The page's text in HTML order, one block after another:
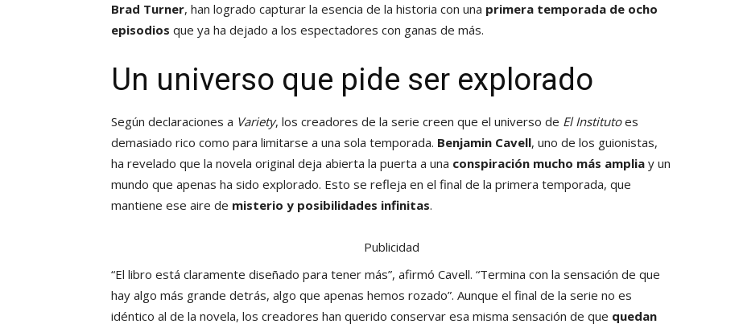
Brad Turner, han logrado capturar la esencia de la historia con una primera temporada de ocho
episodios que ya ha dejado a los espectadores con ganas de más.
Un universo que pide ser explorado
Según declaraciones a Variety, los creadores de la serie creen que el universo de El Institutoes
demasiado rico como para limitarse a una sola temporada. Benjamin Cavell, uno de los guionistas,
ha revelado que la novela original deja abierta la puerta a una conspiración mucho más amplia y un
mundo que apenas ha sido explorado. Esto se refleja en el final de la primera temporada, que
mantiene ese aire de misterio y posibilidades infinitas.
Publicidad
“El libro está claramente diseñado para tener más”, afirmó Cavell. “Termina con la sensación de que
hay algo más grande detrás, algo que apenas hemos rozado”. Aunque el final de la serie no es
idéntico al de la novela, los creadores han querido conservar esa misma sensación de que quedan